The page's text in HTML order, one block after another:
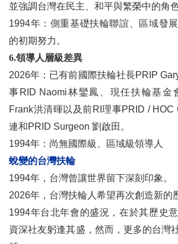
並強調台灣在民主、和平與繁榮中的角色
1994年：側重基礎扶輪聯誼、區域發
的初期努力。
6.領導人層級差異
2026年：已有前國際扶輪社長PRIP
事RID Naomi林鑾鳳、現任扶輪基金
Frank洪清暉以及前RI理事PRID / HOC
連和PRID Surgeon 劉啟田。
1994年：尚無國際級、區域級領導人
蛻變的台灣扶輪
1994年，台灣曾讓世界留下深刻印象。
2026年，台灣扶輪人希望再次創造新的
1994年台北年會的盛況，在於其歷史
資深社友躬逢其盛，然而，更多的台灣